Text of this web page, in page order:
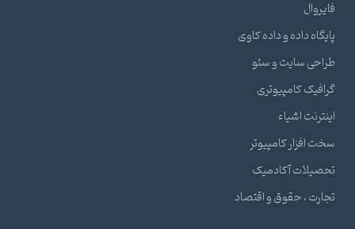
فایروال
پایگاه داده و داده کاوی
طراحی سایت و سئو
گرافیک کامپیوتری
اینترنت اشیاء
سخت افزار کامپیوتر
تحصیلات آکادمیک
تجارت ، حقوق و اقتصاد